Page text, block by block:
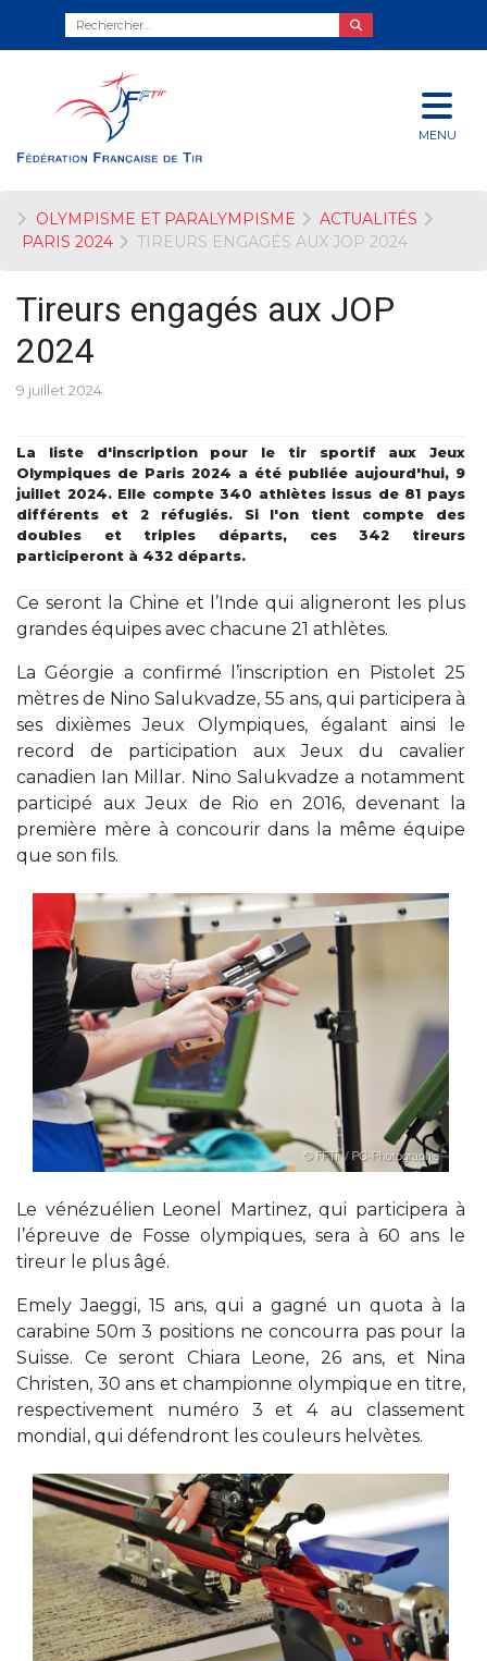
MENU
OLYMPISME ET PARALYMPISME
ACTUALITÉS
PARIS 2024
TIREURS ENGAGÉS AUX JOP 2024
Tireurs engagés aux JOP
2024
9 juillet 2024
La liste d'inscription pour le tir sportif aux Jeux
Olympiques de Paris 2024 a été publiée aujourd'hui, 9
juillet 2024. Elle compte 340 athlètes issus de 81 pays
différents et 2 réfugiés. Si l'on tient compte des
doubles et triples départs, ces 342 tireurs
participeront à 432 départs.
Ce seront la Chine et l’Inde qui aligneront les plus
grandes équipes avec chacune 21 athlètes.
La Géorgie a confirmé l’inscription en Pistolet 25
mètres de Nino Salukvadze, 55 ans, qui participera à
ses dixièmes Jeux Olympiques, égalant ainsi le
record de participation aux Jeux du cavalier
canadien Ian Millar. Nino Salukvadze a notamment
participé aux Jeux de Rio en 2016, devenant la
première mère à concourir dans la même équipe
que son fils.
Le vénézuélien Leonel Martinez, qui participera à
l’épreuve de Fosse olympiques, sera à 60 ans le
tireur le plus âgé.
Emely Jaeggi, 15 ans, qui a gagné un quota à la
carabine 50m 3 positions ne concourra pas pour la
Suisse. Ce seront Chiara Leone, 26 ans, et Nina
Christen, 30 ans et championne olympique en titre,
respectivement numéro 3 et 4 au classement
mondial, qui défendront les couleurs helvètes.